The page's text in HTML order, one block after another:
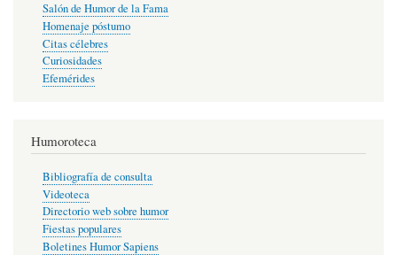
Salón de Humor de la Fama
Homenaje póstumo
Citas célebres
Curiosidades
Efemérides
Humoroteca
Bibliografía de consulta
Videoteca
Directorio web sobre humor
Fiestas populares
Boletines Humor Sapiens